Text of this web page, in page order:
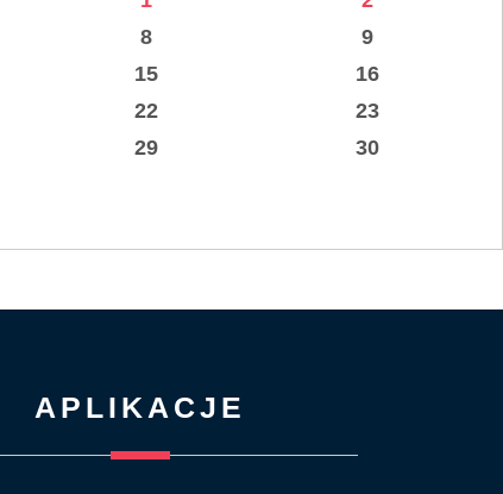
8
9
15
16
22
23
29
30
APLIKACJE